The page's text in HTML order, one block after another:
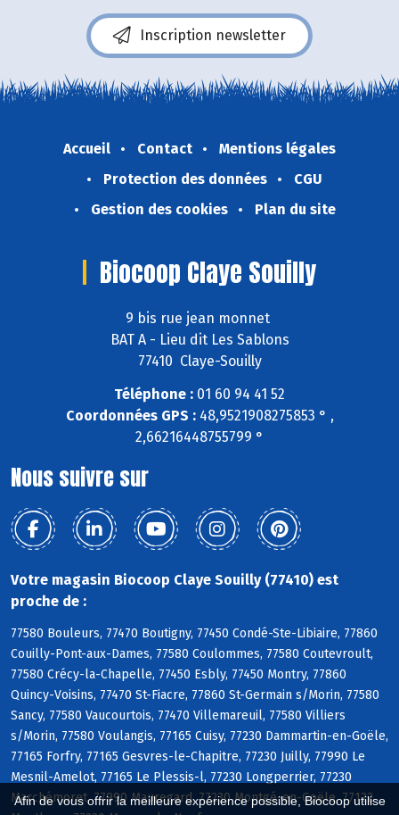
Afin de vous offrir la meilleure expérience possible, Biocoop utilise
Inscription newsletter
Accueil Contact
Mentions légales
Protection des données
CGU
Gestion des cookies
Plan du site
Biocoop Claye Souilly
9 bis rue jean monnet
BAT A - Lieu dit Les Sablons
77410 Claye-Souilly
Téléphone : 01 60 94 41 52
Coordonnées GPS :48,9521908275853 ° ,
2,66216448755799 °
Nous suivre sur
Votre magasin Biocoop Claye Souilly (77410) est
proche de :
77580 Bouleurs, 77470 Boutigny, 77450 Condé-Ste-Libiaire, 77860
Couilly-Pont-aux-Dames, 77580 Coulommes, 77580 Coutevroult,
77580 Crécy-la-Chapelle, 77450 Esbly, 77450 Montry, 77860
Quincy-Voisins, 77470 St-Fiacre, 77860 St-Germain s/Morin, 77580
Sancy, 77580 Vaucourtois, 77470 Villemareuil, 77580 Villiers
s/Morin, 77580 Voulangis, 77165 Cuisy, 77230 Dammartin-en-Goële,
77165 Forfry, 77165 Gesvres-le-Chapitre, 77230 Juilly, 77990 Le
Mesnil-Amelot, 77165 Le Plessis-l, 77230 Longperrier, 77230
Marchémoret, 77990 Mauregard, 77230 Montgé-en-Goële, 77122